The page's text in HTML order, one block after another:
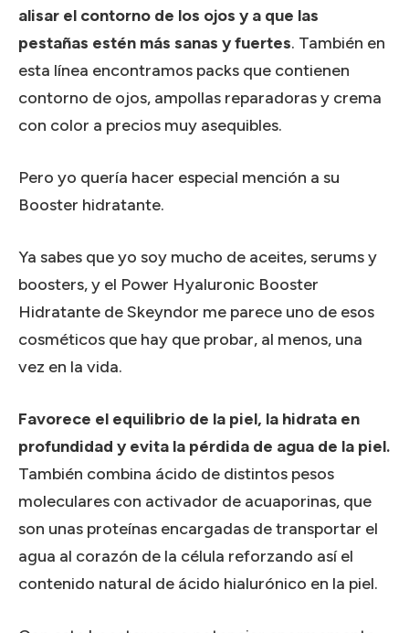
alisar el contorno de los ojos y a que las
pestañas estén más sanas y fuertes. También en
esta línea encontramos packs que contienen
contorno de ojos, ampollas reparadoras y crema
con color a precios muy asequibles.
Pero yo quería hacer especial mención a su
Booster hidratante.
Ya sabes que yo soy mucho de aceites, serums y
boosters, y el Power Hyaluronic Booster
Hidratante de Skeyndor me parece uno de esos
cosméticos que hay que probar, al menos, una
vez en la vida.
Favorece el equilibrio de la piel, la hidrata en
profundidad y evita la pérdida de agua de la piel.
También combina ácido de distintos pesos
moleculares con activador de acuaporinas, que
son unas proteínas encargadas de transportar el
agua al corazón de la célula reforzando así el
contenido natural de ácido hialurónico en la piel.